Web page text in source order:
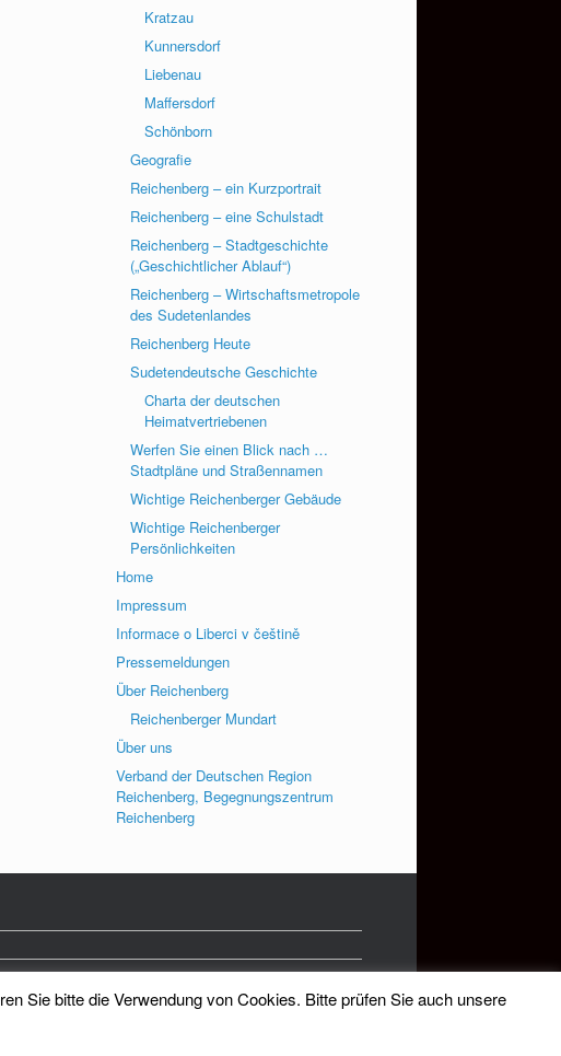
Kratzau
Kunnersdorf
Liebenau
Maffersdorf
Schönborn
Geografie
Reichenberg – ein Kurzportrait
Reichenberg – eine Schulstadt
Reichenberg – Stadtgeschichte
(„Geschichtlicher Ablauf“)
Reichenberg – Wirtschaftsmetropole
des Sudetenlandes
Reichenberg Heute
Sudetendeutsche Geschichte
Charta der deutschen
Heimatvertriebenen
Werfen Sie einen Blick nach …
Stadtpläne und Straßennamen
Wichtige Reichenberger Gebäude
Wichtige Reichenberger
Persönlichkeiten
Home
Impressum
Informace o Liberci v češtině
Pressemeldungen
Über Reichenberg
Reichenberger Mundart
Über uns
Verband der Deutschen Region
Reichenberg, Begegnungszentrum
Reichenberg
Sie bitte die Verwendung von Cookies. Bitte prüfen Sie auch unsere